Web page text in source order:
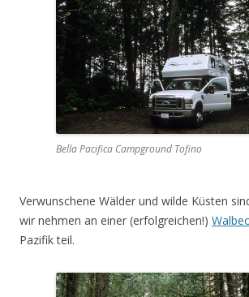
Bella Pacifica Campground Tofino
Verwunschene Wälder und wilde Küsten
wir nehmen an einer (erfolgreichen!)
Pazifik teil.